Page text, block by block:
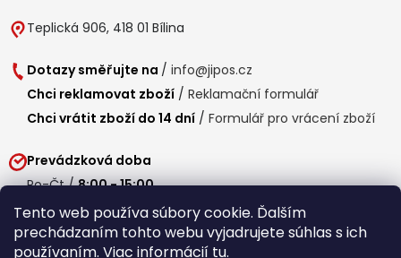
Tento web používa súbory cookie. Ďalším
prechádzaním tohto webu vyjadrujete súhlas s ich
používaním. Viac informácií tu.
Teplická 906, 418 01 Bílina
Dotazy směřujte na / info@jipos.cz
Chci reklamovat zboží / Reklamační formulář
Chci vrátit zboží do 14 dní / Formulář pro vrácení zboží
Prevádzková doba
Po-Čt /8:00 - 15:00
Pá / 7:30 - 14:30
Obedňajšia prestávka /11:00 - 11:30